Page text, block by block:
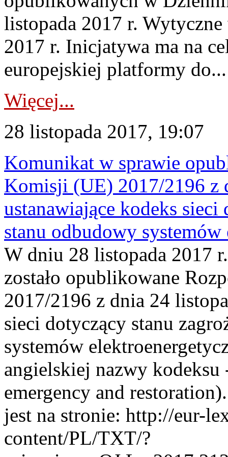
listopada 2017 r.
2017 r. Inicjatywa ma na
europejskiej platformy do...
Więcej...
28 listopada 2017, 19:07
Komunikat w sprawie
Komisji (UE) 2017/2196 z
ustanawiające kodeks
stanu odbudowy
W dniu 28 listopada 2017
zostało opublikowane
2017/2196 z dnia 24
sieci dotyczący stanu
systemów
angielskiej nazwy
emergency and
jest na stronie: http://eur-
content/PL/TXT/?